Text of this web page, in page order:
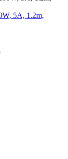
5A, 1.2m,